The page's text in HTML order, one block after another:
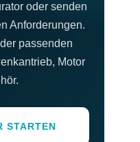
oder senden
Anforderungen.
passenden
Motor
STARTEN